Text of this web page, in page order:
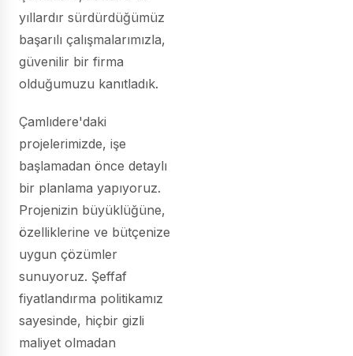
yıllardır sürdürdüğümüz
başarılı çalışmalarımızla,
güvenilir bir firma
olduğumuzu kanıtladık.
Çamlıdere'daki
projelerimizde, işe
başlamadan önce detaylı
bir planlama yapıyoruz.
Projenizin büyüklüğüne,
özelliklerine ve bütçenize
uygun çözümler
sunuyoruz. Şeffaf
fiyatlandırma politikamız
sayesinde, hiçbir gizli
maliyet olmadan